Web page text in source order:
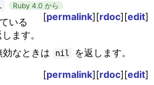
Ruby 4.0 から
[permalink][rdoc][edit]
いる
ます。
効なときは nil を返します。
[permalink][rdoc][edit]